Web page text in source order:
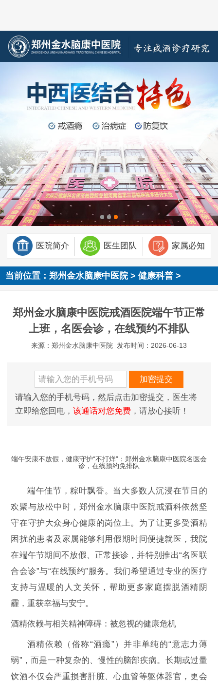
医院简介 医生团队 家属必知
当前位置：郑州金水脑康中医院>健康科普 >
郑州金水脑康中医院戒酒医院端午节正常
上班，名医会诊，在线预约不排队
来源：郑州金水脑康中医院 发布时间：2026-06-13
请输入您的手机号码，然后点击加密提交，医生将
立即给您回电， 该通话对您免费，请放心接听！
端午安康不放假，健康守护“不打烊”：郑州金水脑康中医院名医会
诊，在线预约免排队
端午佳节，粽叶飘香。当大多数人沉浸在节日的
欢聚与放松中时，郑州金水脑康中医院戒酒科依然坚
守在守护大众身心健康的岗位上。为了让更多受酒精
困扰的患者及家属能够利用假期时间便捷就医，我院
在端午节期间不放假、正常接诊，并特别推出“名医联
合会诊”与“在线预约”服务。我们希望通过专业的医疗
支持与温暖的人文关怀，帮助更多家庭摆脱酒精阴
霾，重获幸福与安宁。
酒精依赖与相关精神障碍：被忽视的健康危机
酒精依赖（俗称“酒瘾”）并非单纯的“意志力薄
弱”，而是一种复杂的、慢性的脑部疾病。长期或过量
饮酒不仅会严重损害肝脏、心血管等躯体器官，更会